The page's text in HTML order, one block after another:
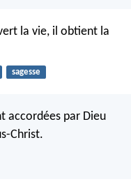
la vie, il obtient la
sagesse
accordées par Dieu
Christ.